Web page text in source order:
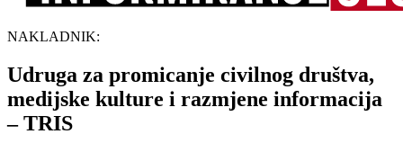
NAKLADNIK:
Udruga za promicanje civilnog društva,
medijske kulture i razmjene informacija
– TRIS